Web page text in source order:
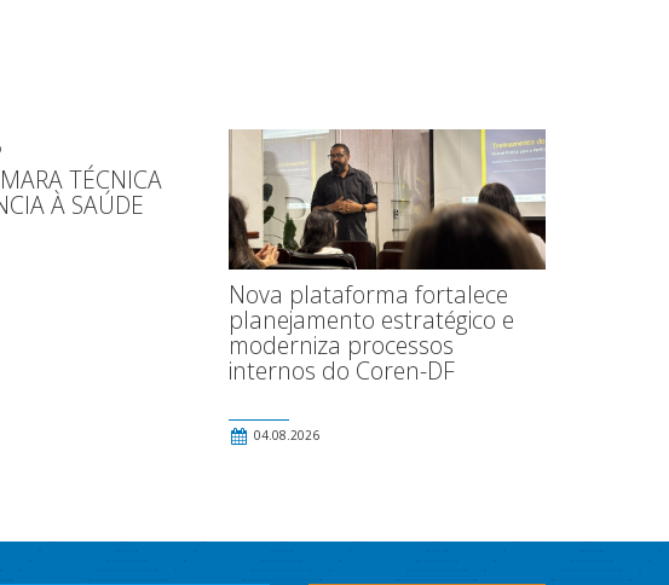
TÉCNICA
À SAÚDE
Nova plataforma fortalece
planejamento estratégico e
moderniza processos
internos do Coren-DF
04.08.2026